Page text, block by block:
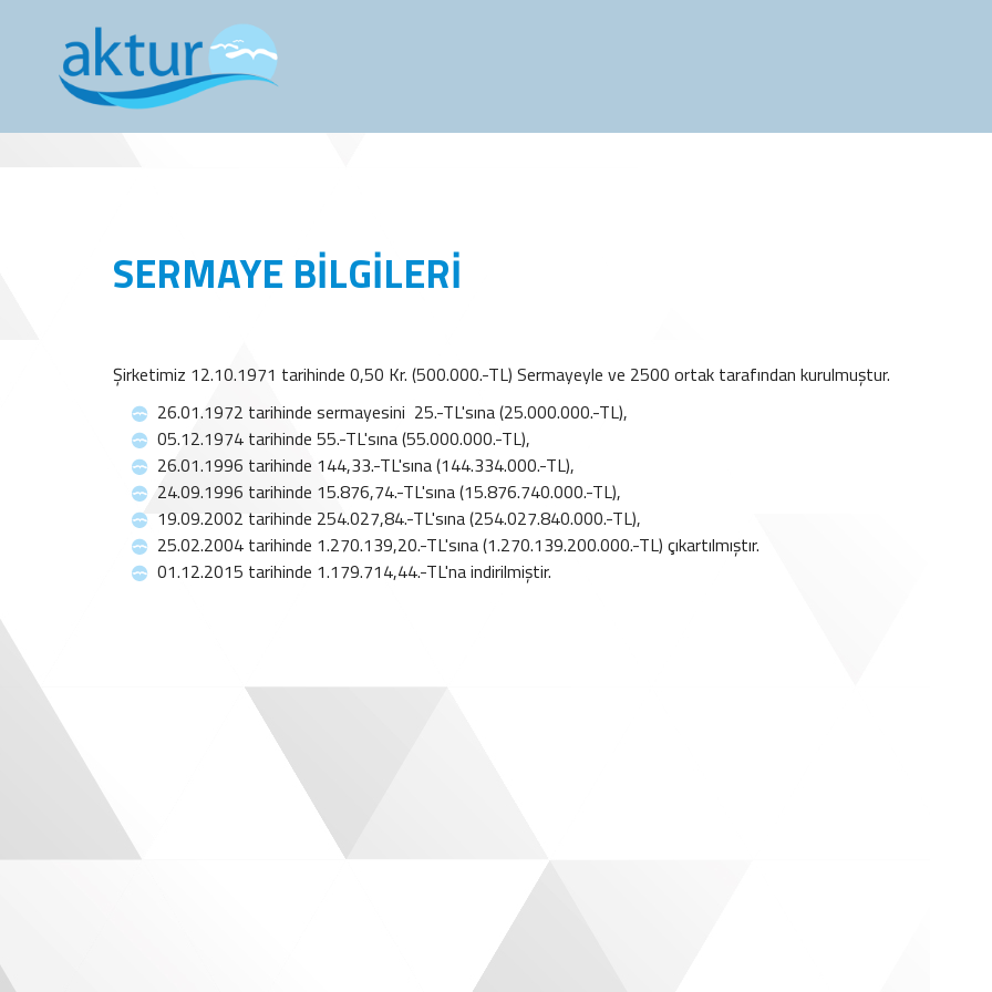
SERMAYE BILGILERI
Şirketimiz 12.10.1971 tarihinde 0,50 Kr. (500.000.-TL) Sermayeyle ve 2500 ortak tarafından kurulmuştur.
26.01.1972 tarihinde sermayesini 25.-TL'sına (25.000.000.-TL),
05.12.1974 tarihinde 55.-TL'sına (55.000.000.-TL),
26.01.1996 tarihinde 144,33.-TL'sına (144.334.000.-TL),
24.09.1996 tarihinde 15.876,74.-TL'sına (15.876.740.000.-TL),
19.09.2002 tarihinde 254.027,84.-TL'sına (254.027.840.000.-TL),
25.02.2004 tarihinde 1.270.139,20.-TL'sına (1.270.139.200.000.-TL) çıkartılmıştır.
01.12.2015 tarihinde 1.179.714,44.-TL'na indirilmiştir.